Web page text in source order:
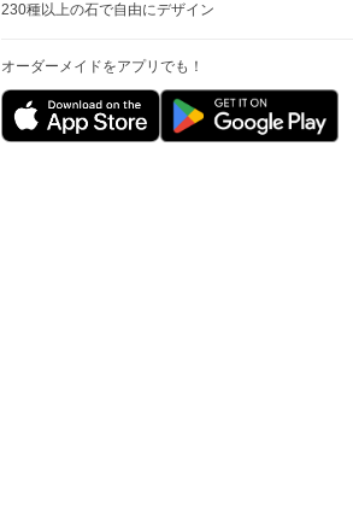
230種以上の石で自由にデザイン
オーダーメイドをアプリでも！